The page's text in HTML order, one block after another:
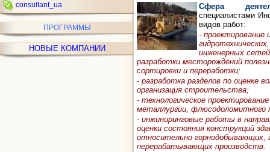
consultant_ua
ПРОГРАММЫ
НОВЫЕ КОМПАНИИ
Сфера
специалистами
видов работ:
-
инженерных
разработки месторождений
сортировки и переработки;
- разработка разделов по оценке
организация строительства;
- технологическое
металлургии, флюсодоломитного
- инжиниринговые работы в
оценки состояния конструкций
относительно горнодобывающих,
перерабатывающих производств.